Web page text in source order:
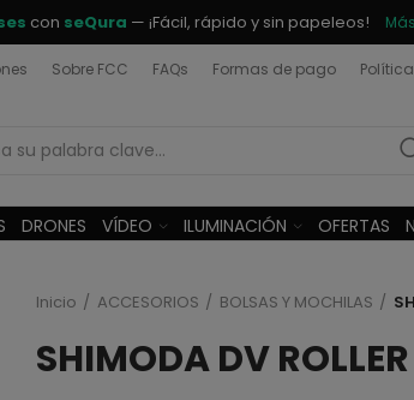
con seQura — ¡Fácil, rápido y sin papeleos!
Sobre FCC FAQs Formas de pago
DRONES VÍDEO ILUMINACIÓN OFERTAS
Inicio ACCESORIOS BOLSAS Y MOCHILAS
SHIMODA DV